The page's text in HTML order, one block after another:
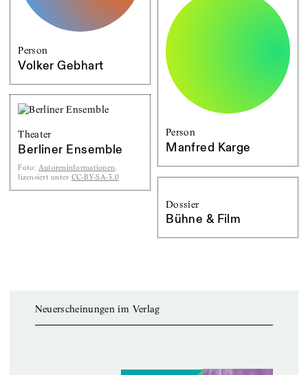
Person
Volker Gebhart
Person
Manfred Karge
Theater
Berliner Ensemble
Foto: Autoreninformationen,
lizensiert unter CC-BY-SA-3.0
Dossier
Bühne & Film
Neuerscheinungen im Verlag